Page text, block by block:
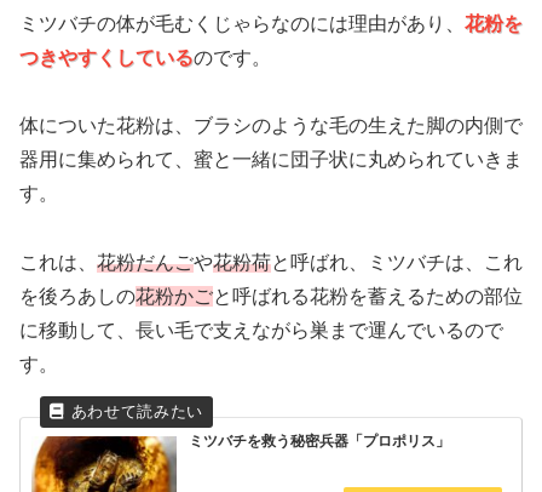
ミツバチの体が毛むくじゃらなのには理由があり、 花粉を
つきやすくしているのです。
体についた花粉は、ブラシのような毛の生えた脚の内側で
器用に集められて、蜜と一緒に団子状に丸められていきま
す。
これは、 花粉だんごや花粉荷と呼ばれ、ミツバチは、これ
を後ろあしの花粉かごと呼ばれる花粉を蓄えるための部位
に移動して、長い毛で支えながら巣まで運んでいるので
す。
ミツバチを救う秘密兵器「プロポリス」